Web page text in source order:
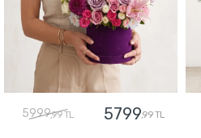
5999,99 TL 5799,99 TL